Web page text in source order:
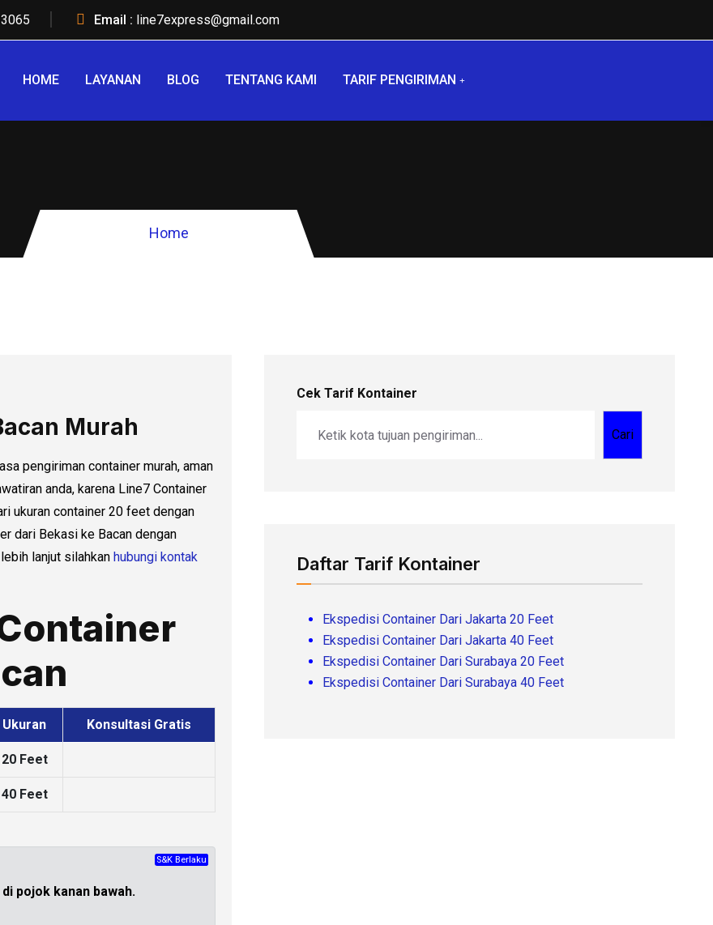
Email : line7express@gmail.com
HOME LAYANAN BLOG TENTANG KAMI TARIF PENGIRIMAN
Home
Murah
pengiriman container murah, aman
anda, karena Line7 Container
ukuran container 20 feet dengan
dari Bekasi ke Bacan dengan
lanjut silahkan hubungi kontak
Ukuran Konsultasi Gratis
20 Feet
40 Feet
CHAT
pojok kanan bawah.
S&K Berlaku
Cek Tarif Kontainer
Cari
Daftar Tarif Kontainer
Ekspedisi Container Dari Jakarta 20 Feet
Ekspedisi Container Dari Jakarta 40 Feet
Ekspedisi Container Dari Surabaya 20 Feet
Ekspedisi Container Dari Surabaya 40 Feet